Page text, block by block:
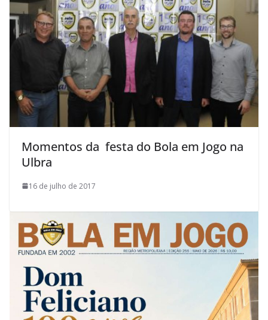
Momentos da festa do Bola em Jogo na
Ulbra
16 de julho de 2017